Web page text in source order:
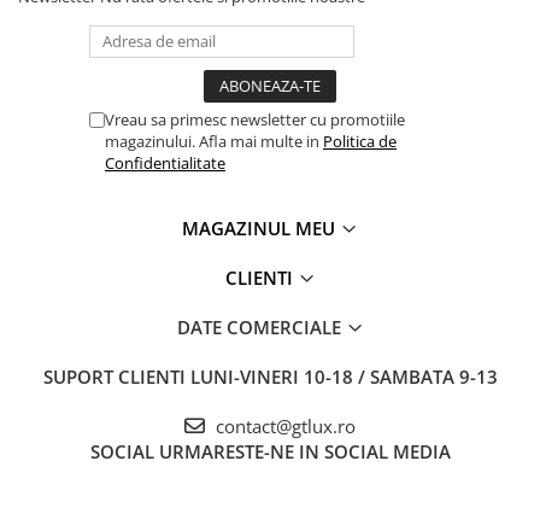
Vreau sa primesc newsletter cu promotiile
magazinului. Afla mai multe in Politica de
Confidentialitate
MAGAZINUL MEU
CLIENTI
DATE COMERCIALE
SUPORT CLIENTI LUNI-VINERI 10-18 / SAMBATA 9-13
contact@gtlux.ro
SOCIAL URMARESTE-NE IN SOCIAL MEDIA